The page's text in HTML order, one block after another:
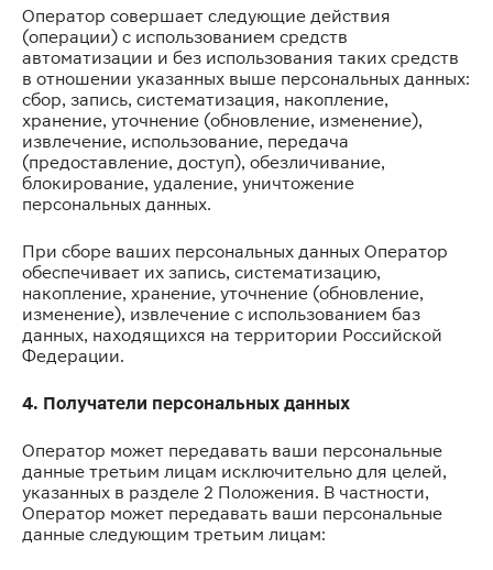
Оператор совершает следующие действия
(операции) с использованием средств
автоматизации и без использования таких средств
в отношении указанных выше персональных данных:
сбор, запись, систематизация, накопление,
хранение, уточнение (обновление, изменение),
извлечение, использование, передача
(предоставление, доступ), обезличивание,
блокирование, удаление, уничтожение
персональных данных.
При сборе ваших персональных данных Оператор
обеспечивает их запись, систематизацию,
накопление, хранение, уточнение (обновление,
изменение), извлечение с использованием баз
данных, находящихся на территории Российской
Федерации.
4. Получатели персональных данных
Оператор может передавать ваши персональные
данные третьим лицам исключительно для целей,
указанных в разделе 2 Положения. В частности,
Оператор может передавать ваши персональные
данные следующим третьим лицам: